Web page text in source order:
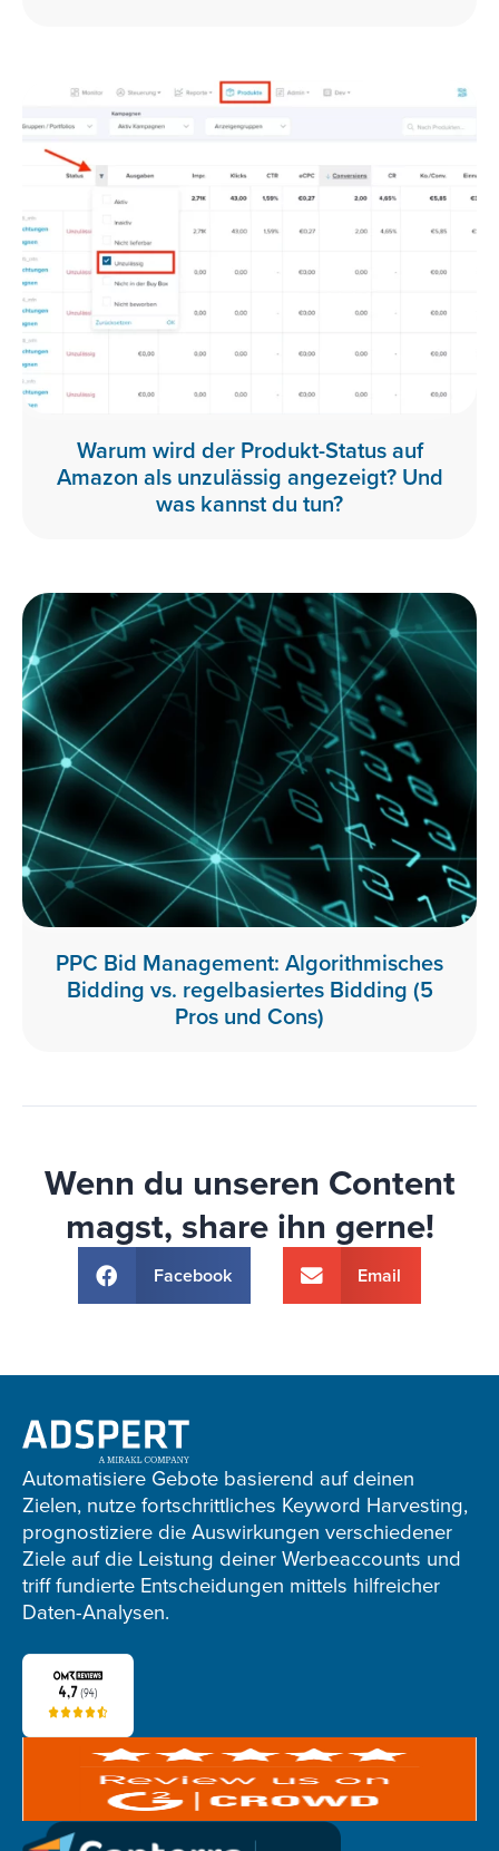
Warum wird der Produkt-Status auf
Amazon als unzulässig angezeigt? Und
was kannst du tun?
PPC Bid Management: Algorithmisches
Bidding vs. regelbasiertes Bidding (5
Pros und Cons)
Wenn du unseren Content
magst, share ihn gerne!
Facebook Email
Adspert
footer
Automatisiere Gebote basierend auf deinen
Zielen, nutze fortschrittliches Keyword Harvesting,
prognostiziere die Auswirkungen verschiedener
Ziele auf die Leistung deiner Werbeaccounts und
triff fundierte Entscheidungen mittels hilfreicher
Daten-Analysen.